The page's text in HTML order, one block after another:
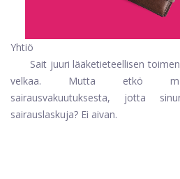
Yhtiö
Sait juuri lääketieteellisen
velkaa. Mutta etkö
sairausvakuutuksesta, jotta
sairauslaskuja? Ei aivan.